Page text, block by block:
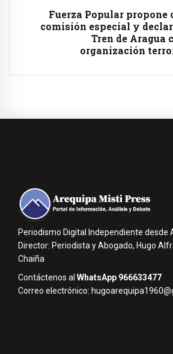
Fuerza Popular propone
comisión especial y
Tren de Aragua
organización
Periodismo Digital Independiente desde
Director: Periodista y Abogado, Hugo
Chaiña
Contáctenos al WhatsApp 966633477
Correo electrónico: